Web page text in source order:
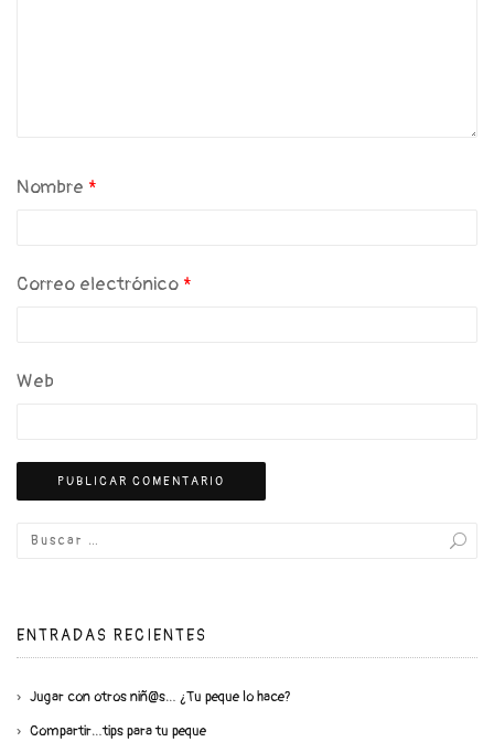
Nombre *
Correo electrónico *
Web
ENTRADAS RECIENTES
Jugar con otros niñ@s… ¿Tu peque lo hace?
Compartir…tips para tu peque